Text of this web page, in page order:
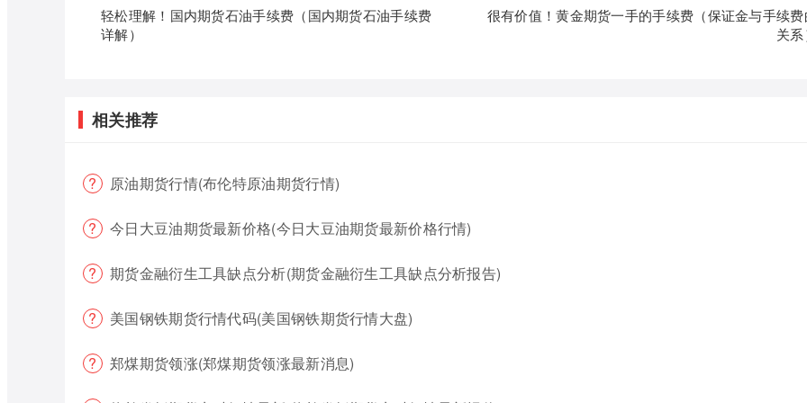
轻松理解！国内期货石油手续费（国内期货石油手续费
详解）
很有价值！黄金期货一手的手续费（保证金与手续
关
相关推荐
原油期货行情(布伦特原油期货行情)
今日大豆油期货最新价格(今日大豆油期货最新价格行情)
期货金融衍生工具缺点分析(期货金融衍生工具缺点分析报告)
美国钢铁期货行情代码(美国钢铁期货行情大盘)
郑煤期货领涨(郑煤期货领涨最新消息)